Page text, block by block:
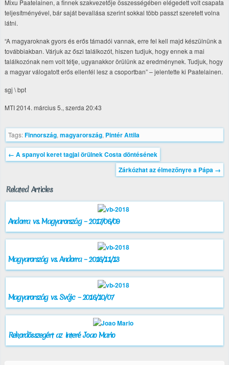
Mixu Paatelainen, a finnek szakvezetője összességében elégedett volt csapata
teljesítményével, bár saját bevallása szerint sokkal több passzt szeretett volna
látni.
“A magyaroknak gyors és erős támadói vannak, erre fel kell majd készülnünk a
továbbiakban. Várjuk az őszi találkozót, hiszen tudjuk, hogy ennek a mai
találkozónak nem volt tétje, ugyanakkor örülünk az eredménynek. Tudjuk, hogy
a magyar válogatott erős ellenfél lesz a csoportban” – jelentette ki Paatelainen.
sgj \ bpt
MTI 2014. március 5., szerda 20:43
Tags:Finnország, magyarország, Pintér Attila
← A spanyol keret tagjai örülnek Costa döntésének
Zárkózhat az élmezőnyre a Pápa →
Related Articles
Andorra vs. Magyarország – 2017/06/09
Magyarország vs. Andorra – 2016/11/13
Magyarország vs. Svájc – 2016/10/07
Rekordösszegért az Interé Joao Mario